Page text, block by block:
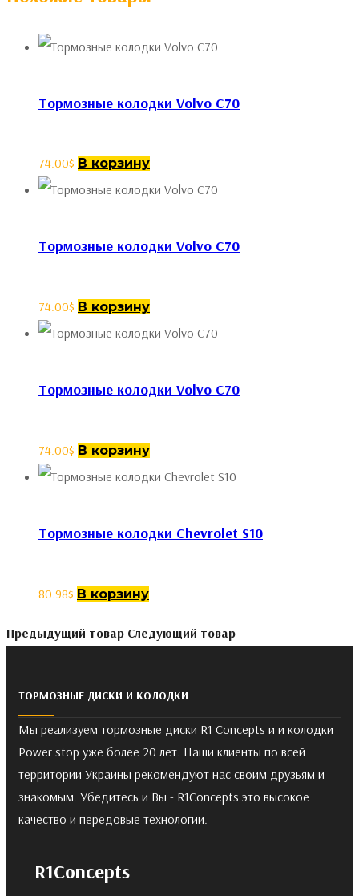
Тормозные колодки Volvo C70
74.00$ В корзину
Тормозные колодки Volvo C70
74.00$ В корзину
Тормозные колодки Volvo C70
74.00$ В корзину
Тормозные колодки Chevrolet S10
80.98$ В корзину
Предыдущий товар Следующий товар
ТОРМОЗНЫЕ ДИСКИ И КОЛОДКИ
Мы реализуем тормозные диски R1 Concepts и и колодки
Power stop уже более 20 лет. Наши клиенты по всей
территории Украины рекомендуют нас своим друзьям и
знакомым. Убедитесь и Вы - R1Concepts это высокое
качество и передовые технологии.
R1Concepts